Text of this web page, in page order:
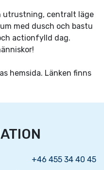
utrustning, centralt läge
med dusch och bastu
actionfylld dag.
hemsida. Länken finns
+46 455 34 40 45